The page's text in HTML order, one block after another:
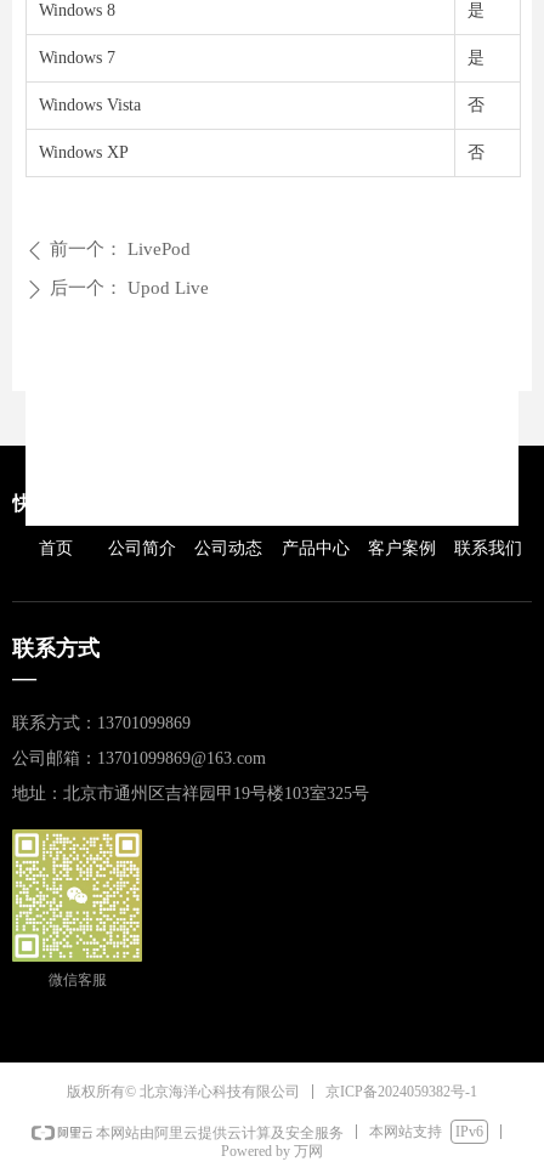
Windows 8 是
Windows 7 是
Windows Vista 否
Windows XP 否
ꄴ 前一个： LivePod
ꄲ 后一个： Upod Live
快捷导航
首页 公司简介 公司动态 产品中心 客户案例 联系我们
联系方式
—
联系方式：13701099869
公司邮箱：13701099869@163.com
地址：北京市通州区吉祥园甲19号楼103室325号
微信客服
版权所有© 北京海洋心科技有限公司 京ICP备2024059382号-1
本网站由阿里云提供云计算及安全服务 本网站支持
IPv6
Powered by 万网